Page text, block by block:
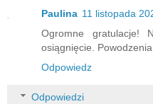
Paulina 11 listopada
Ogromne gratulacje!
osiągnięcie.
Odpowiedz
Odpowiedzi